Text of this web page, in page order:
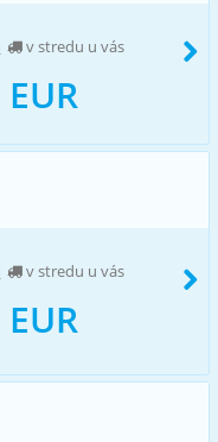
v stredu u vás
v stredu u vás